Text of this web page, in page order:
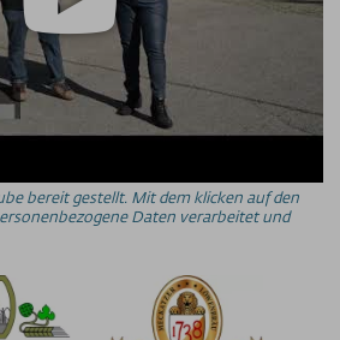
/ Notfallnummern
bereit gestellt. Mit dem klicken auf den
Daten verarbeitet und